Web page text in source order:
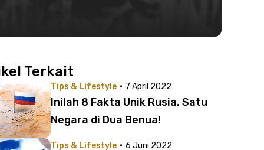
Terkait
Tips & Lifestyle · 7 April 2022
Inilah 8 Fakta Unik Rusia, Satu
Negara di Dua Benua!
Tips & Lifestyle · 6 Juni 2022